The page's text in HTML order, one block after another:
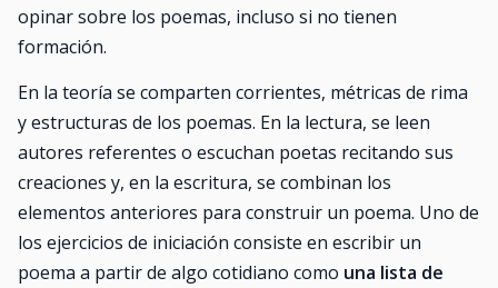
opinar sobre los poemas, incluso si no tienen
formación.
En la teoría se comparten corrientes, métricas de rima
y estructuras de los poemas. En la lectura, se leen
autores referentes o escuchan poetas recitando sus
creaciones y, en la escritura, se combinan los
elementos anteriores para construir un poema. Uno de
los ejercicios de iniciación consiste en escribir un
poema a partir de algo cotidiano como una lista de